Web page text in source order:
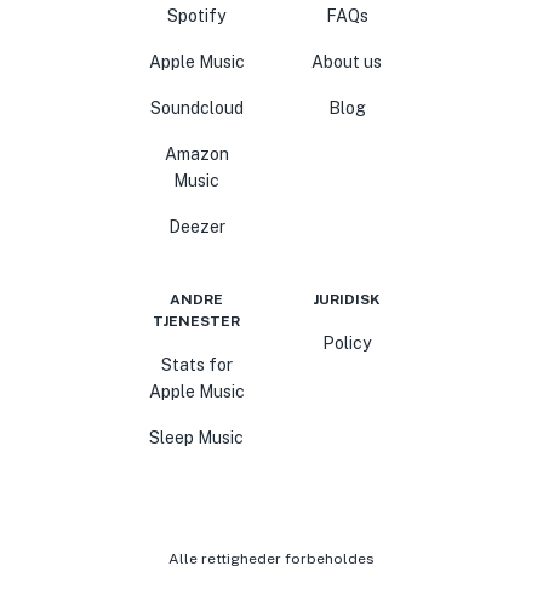
Spotify
Apple Music
Soundcloud
Amazon
Music
Deezer
FAQs
About us
Blog
ANDRE
TJENESTER
Stats for
Apple Music
Sleep Music
JURIDISK
Policy
Alle rettigheder forbeholdes